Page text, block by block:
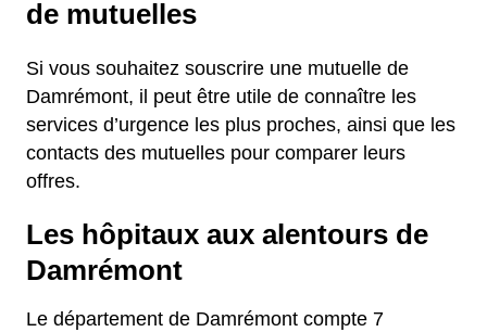
de mutuelles
Si vous souhaitez souscrire une mutuelle de
Damrémont, il peut être utile de connaître les
services d’urgence les plus proches, ainsi que les
contacts des mutuelles pour comparer leurs
offres.
Les hôpitaux aux alentours de
Damrémont
Le département de Damrémont compte 7